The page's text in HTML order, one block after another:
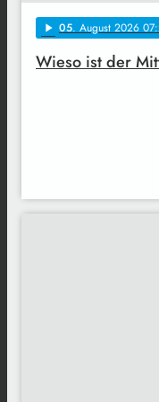
play_arrow 05. August 2026
Wieso ist der